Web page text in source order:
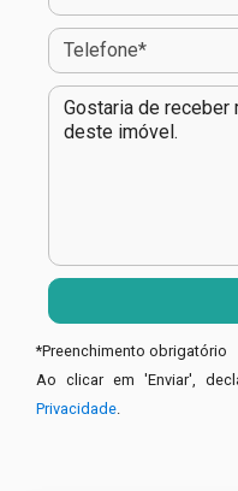
*Preenchimento obrigatório
Ao clicar em 'Enviar',
Privacidade